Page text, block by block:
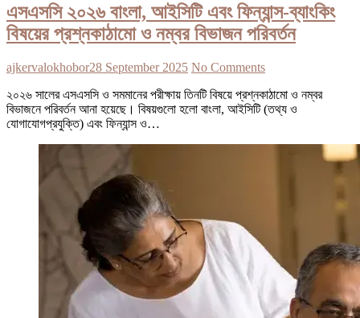
এসএসসি ২০২৬ বাংলা, আইসিটি এবং ফিন্যান্স-ব্যাংকিং
বিষয়ের প্রশ্নকাঠামো ও নম্বর বিভাজন পরিবর্তন
ajkervalokhobor28 September 2025 No Comments
২০২৬ সালের এসএসসি ও সমমানের পরীক্ষায় তিনটি বিষয়ে প্রশ্নকাঠামো ও নম্বর
বিভাজনে পরিবর্তন আনা হয়েছে। বিষয়গুলো হলো বাংলা, আইসিটি (তথ্য ও
যোগাযোগপ্রযুক্তি) এবং ফিন্যান্স ও…